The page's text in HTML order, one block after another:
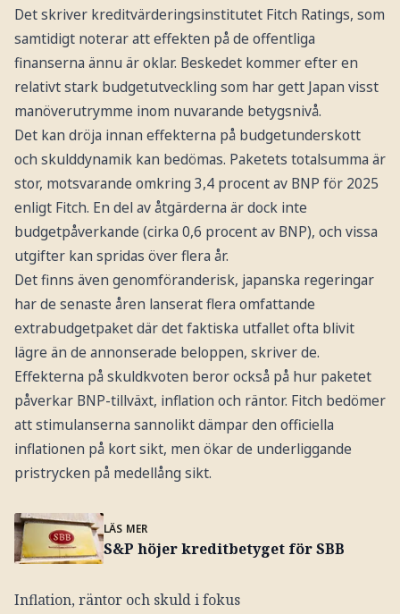
Det skriver kreditvärderingsinstitutet Fitch Ratings, som
samtidigt noterar att effekten på de offentliga
finanserna ännu är oklar. Beskedet kommer efter en
relativt stark budgetutveckling som har gett Japan visst
manöverutrymme inom nuvarande betygsnivå.
Det kan dröja innan effekterna på budgetunderskott
och skulddynamik kan bedömas. Paketets totalsumma är
stor, motsvarande omkring 3,4 procent av BNP för 2025
enligt Fitch. En del av åtgärderna är dock inte
budgetpåverkande (cirka 0,6 procent av BNP), och vissa
utgifter kan spridas över flera år.
Det finns även genomföranderisk, japanska regeringar
har de senaste åren lanserat flera omfattande
extrabudgetpaket där det faktiska utfallet ofta blivit
lägre än de annonserade beloppen, skriver de.
Effekterna på skuldkvoten beror också på hur paketet
påverkar BNP-tillväxt, inflation och räntor. Fitch bedömer
att stimulanserna sannolikt dämpar den officiella
inflationen på kort sikt, men ökar de underliggande
pristrycken på medellång sikt.
LÄS MER
S&P höjer kreditbetyget för SBB
Inflation, räntor och skuld i fokus